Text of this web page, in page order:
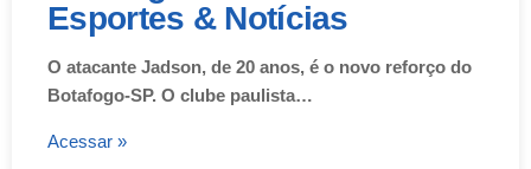
Esportes & Notícias
O atacante Jadson, de 20 anos, é o novo reforço do
Botafogo-SP. O clube paulista…
Acessar »